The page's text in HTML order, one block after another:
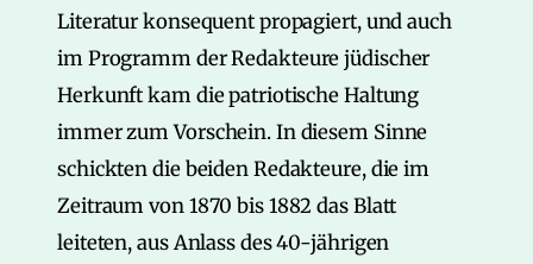
Literatur konsequent propagiert, und auch
im Programm der Redakteure jüdischer
Herkunft kam die patriotische Haltung
immer zum Vorschein. In diesem Sinne
schickten die beiden Redakteure, die im
Zeitraum von 1870 bis 1882 das Blatt
leiteten, aus Anlass des 40-jährigen